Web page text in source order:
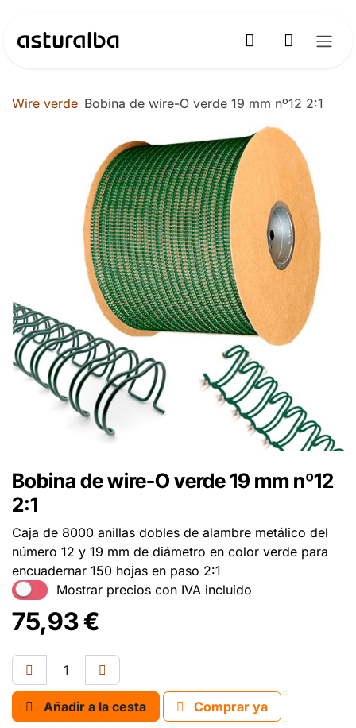
Wire verde Bobina de wire-O verde 19 mm nº12 2:1
Bobina de wire-O verde 19 mm nº12
2:1
Caja de 8000 anillas dobles de alambre metálico del
número 12 y 19 mm de diámetro en color verde para
encuadernar 150 hojas en paso 2:1
Mostrar precios con IVA incluido
75,93€
Añadir a la cesta
Comprar ya